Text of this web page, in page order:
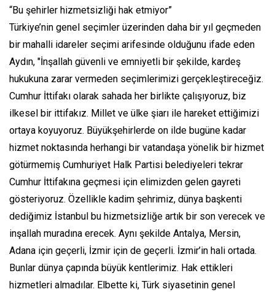
“Bu şehirler hizmetsizliği hak etmiyor”
Türkiye’nin genel seçimler üzerinden daha bir yıl geçmeden
bir mahalli idareler seçimi arifesinde olduğunu ifade eden
Aydın, "İnşallah güvenli ve emniyetli bir şekilde, kardeş
hukukuna zarar vermeden seçimlerimizi gerçekleştireceğiz.
Cumhur İttifakı olarak sahada her birlikte çalışıyoruz, biz
ilkesel bir ittifakız. Millet ve ülke şiarı ile hareket ettiğimizi
ortaya koyuyoruz. Büyükşehirlerde on ilde bugüne kadar
hizmet noktasında herhangi bir vatandaşa yönelik bir hizmet
götürmemiş Cumhuriyet Halk Partisi belediyeleri tekrar
Cumhur İttifakına geçmesi için elimizden gelen gayreti
gösteriyoruz. Özellikle kadim şehrimiz, dünya başkenti
dediğimiz İstanbul bu hizmetsizliğe artık bir son verecek ve
inşallah muradına erecek. Aynı şekilde Antalya, Mersin,
Adana için geçerli, İzmir için de geçerli. İzmir’in hali ortada.
Bunlar dünya çapında büyük kentlerimiz. Hak ettikleri
hizmetleri almadılar. Elbette ki, Türk siyasetinin genel